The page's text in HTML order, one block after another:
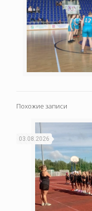
Похожие записи
03.08.2026